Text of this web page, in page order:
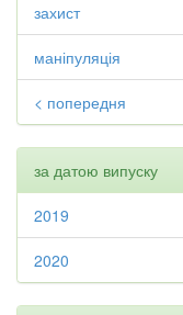
захист
маніпуляція
< попередня
за датою випуску
2019
2020